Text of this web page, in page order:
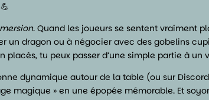
. Quand les joueurs se sentent vraiment
un dragon ou à négocier avec des gobelins
tu peux passer d’une simple partie à un
dynamique autour de la table (ou sur
magique » en une épopée mémorable. Et